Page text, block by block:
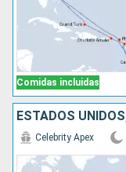
Comidas incluidas
Celebrity Apex